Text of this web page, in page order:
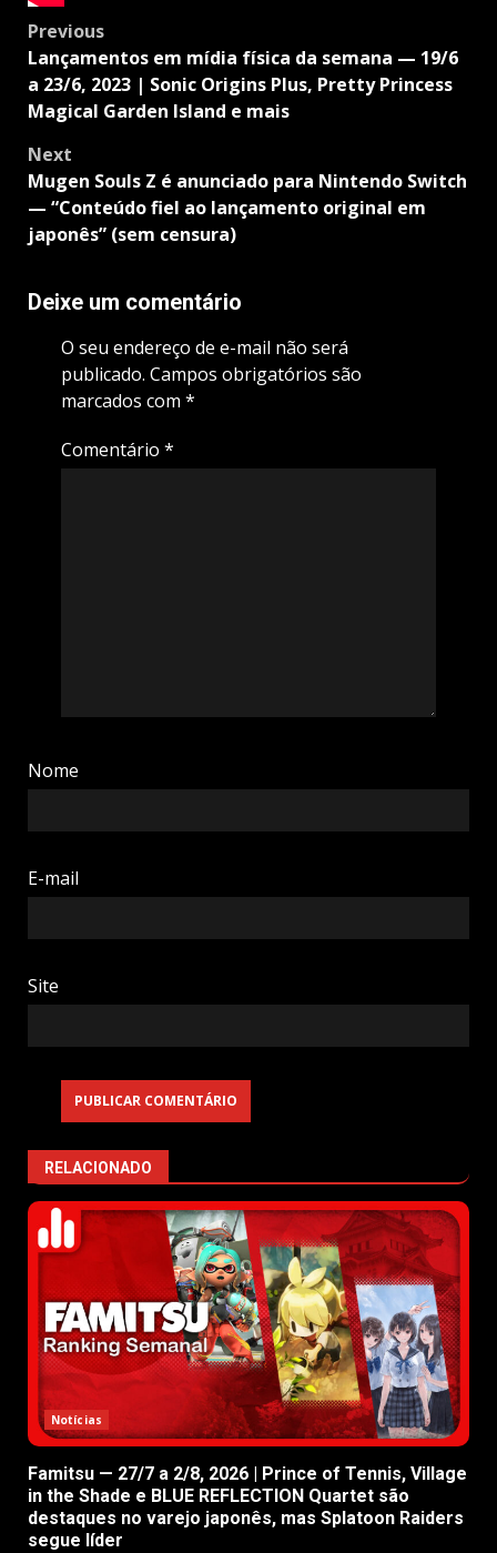
Post
navigation
Previous
Lançamentos em mídia física da semana — 19/6
a 23/6, 2023 | Sonic Origins Plus, Pretty Princess
Magical Garden Island e mais
Next
Mugen Souls Z é anunciado para Nintendo Switch
— “Conteúdo fiel ao lançamento original em
japonês” (sem censura)
Deixe um comentário
O seu endereço de e-mail não será
publicado. Campos obrigatórios são
marcados com *
Comentário *
Nome
E-mail
Site
RELACIONADO
Notícias
Famitsu — 27/7 a 2/8, 2026 | Prince of Tennis, Village
in the Shade e BLUE REFLECTION Quartet são
destaques no varejo japonês, mas Splatoon Raiders
segue líder